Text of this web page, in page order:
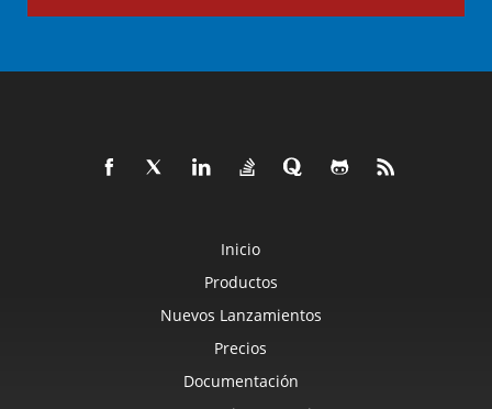
Inicio
Productos
Nuevos Lanzamientos
Precios
Documentación